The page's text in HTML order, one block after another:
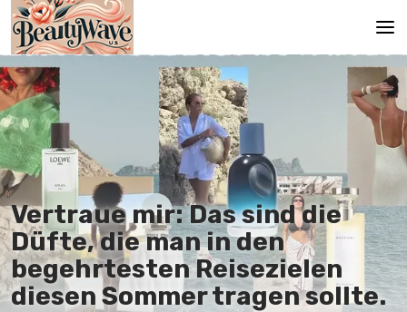
Hauptseite
En
Es
It
De
Vertraue mir: Das sind die
Düfte, die man in den
begehrtesten Reisezielen
diesen Sommer tragen sollte.